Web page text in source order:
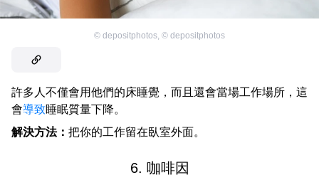
© depositphotos © depositphotos
許多人不僅會用他們的床睡覺，而且還會當場工作場所，這
會導致睡眠質量下降。
解決方法： 把你的工作留在臥室外面。
6. 咖啡因